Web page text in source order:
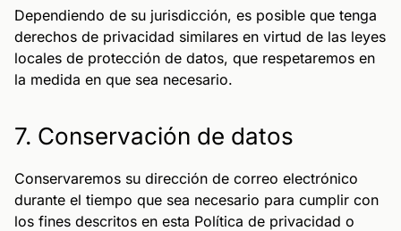
Dependiendo de su jurisdicción, es posible que tenga
derechos de privacidad similares en virtud de las leyes
locales de protección de datos, que respetaremos en
la medida en que sea necesario.
7. Conservación de datos
Conservaremos su dirección de correo electrónico
durante el tiempo que sea necesario para cumplir con
los fines descritos en esta Política de privacidad o